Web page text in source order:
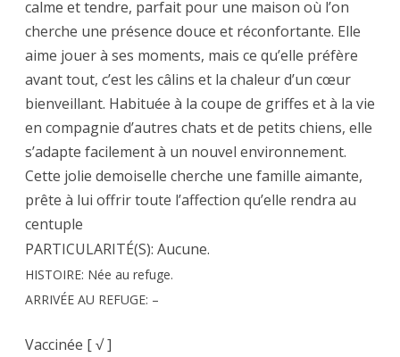
calme et tendre, parfait pour une maison où l’on
cherche une présence douce et réconfortante. Elle
aime jouer à ses moments, mais ce qu’elle préfère
avant tout, c’est les câlins et la chaleur d’un cœur
bienveillant. Habituée à la coupe de griffes et à la vie
en compagnie d’autres chats et de petits chiens, elle
s’adapte facilement à un nouvel environnement.
Cette jolie demoiselle cherche une famille aimante,
prête à lui offrir toute l’affection qu’elle rendra au
centuple
PARTICULARITÉ(S): Aucune.
HISTOIRE: Née au refuge.
ARRIVÉE AU REFUGE: –
Vaccinée [ √ ]